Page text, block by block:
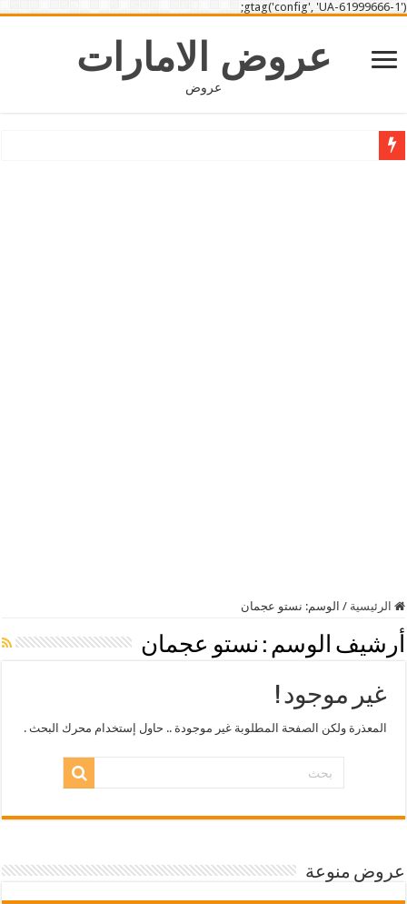
gtag('config', 'UA-61999666-1');
عروض الامارات
عروض
الرئيسية / الوسم: نستو عجمان
أرشيف الوسم : نستو عجمان
غير موجود !
المعذرة ولكن الصفحة المطلوبة غير موجودة .. حاول إستخدام محرك البحث .
عروض منوعة